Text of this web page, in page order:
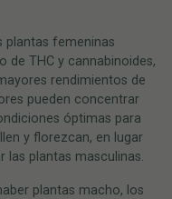
plantas femeninas
THC y cannabinoides,
rendimientos de
pueden concentrar
óptimas para
y florezcan, en lugar
las plantas masculinas.
plantas macho, los